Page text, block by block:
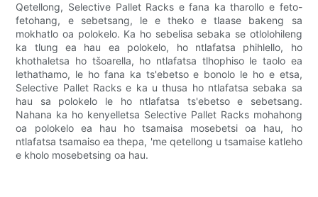
Qetellong, Selective Pallet Racks e fana ka tharollo e feto-
fetohang, e sebetsang, le e theko e tlaase bakeng sa
mokhatlo oa polokelo. Ka ho sebelisa sebaka se otlolohileng
ka tlung ea hau ea polokelo, ho ntlafatsa phihlello, ho
khothaletsa ho tšoarella, ho ntlafatsa tlhophiso le taolo ea
lethathamo, le ho fana ka ts'ebetso e bonolo le ho e etsa,
Selective Pallet Racks e ka u thusa ho ntlafatsa sebaka sa
hau sa polokelo le ho ntlafatsa ts'ebetso e sebetsang.
Nahana ka ho kenyelletsa Selective Pallet Racks mohahong
oa polokelo ea hau ho tsamaisa mosebetsi oa hau, ho
ntlafatsa tsamaiso ea thepa, 'me qetellong u tsamaise katleho
e kholo mosebetsing oa hau.